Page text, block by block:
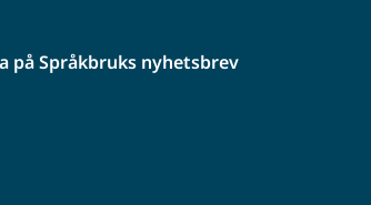
på Språkbruks nyhetsbrev